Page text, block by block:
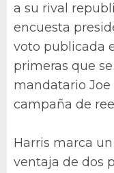
a su rival
encuesta
voto publicada
primeras que
mandatario Joe
campaña de
Harris marca
ventaja de dos